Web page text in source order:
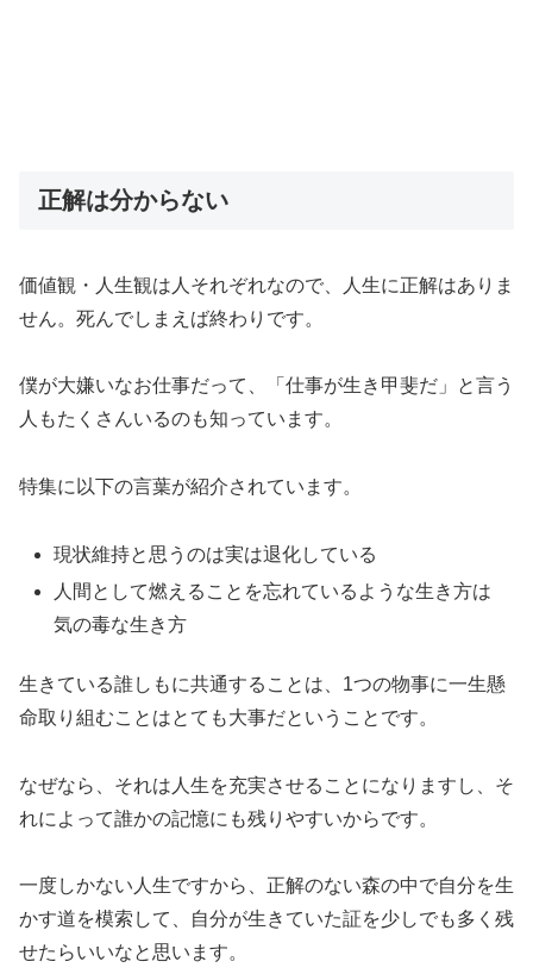
正解は分からない
価値観・人生観は人それぞれなので、人生に正解はありま
せん。死んでしまえば終わりです。
僕が大嫌いなお仕事だって、「仕事が生き甲斐だ」と言う
人もたくさんいるのも知っています。
特集に以下の言葉が紹介されています。
現状維持と思うのは実は退化している
人間として燃えることを忘れているような生き方は
気の毒な生き方
生きている誰しもに共通することは、1つの物事に一生懸
命取り組むことはとても大事だということです。
なぜなら、それは人生を充実させることになりますし、そ
れによって誰かの記憶にも残りやすいからです。
一度しかない人生ですから、正解のない森の中で自分を生
かす道を模索して、自分が生きていた証を少しでも多く残
せたらいいなと思います。